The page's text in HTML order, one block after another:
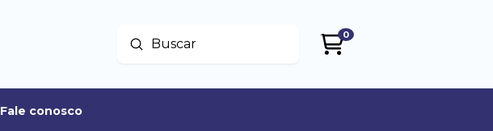
Buscar
Enviar
0
Fale conosco